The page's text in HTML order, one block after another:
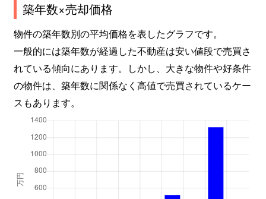
築年数×売却価格
物件の築年数別の平均価格を表したグラフです。
一般的には築年数が経過した不動産は安い値段で売買さ
れている傾向にあります。しかし、大きな物件や好条件
の物件は、築年数に関係なく高値で売買されているケー
スもあります。